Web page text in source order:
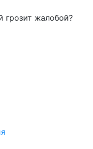
грозит жалобой?